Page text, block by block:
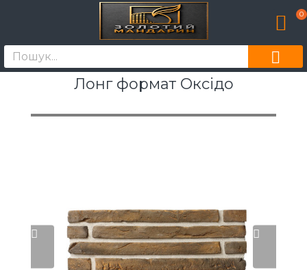
0
Лонг формат Оксідо